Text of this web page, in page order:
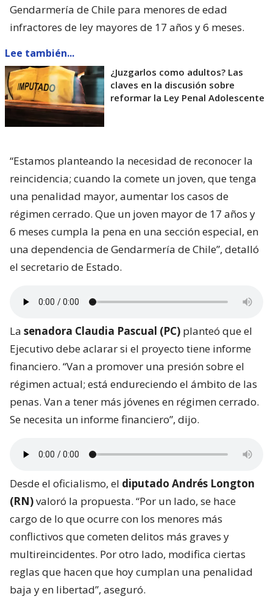
Gendarmería de Chile para menores de edad
infractores de ley mayores de 17 años y 6 meses.
Lee también...
¿Juzgarlos como adultos? Las
claves en la discusión sobre
reformar la Ley Penal Adolescente
“Estamos planteando la necesidad de reconocer la
reincidencia; cuando la comete un joven, que tenga
una penalidad mayor, aumentar los casos de
régimen cerrado. Que un joven mayor de 17 años y
6 meses cumpla la pena en una sección especial, en
una dependencia de Gendarmería de Chile”, detalló
el secretario de Estado.
La senadora Claudia Pascual (PC) planteó que el
Ejecutivo debe aclarar si el proyecto tiene informe
financiero. “Van a promover una presión sobre el
régimen actual; está endureciendo el ámbito de las
penas. Van a tener más jóvenes en régimen cerrado.
Se necesita un informe financiero”, dijo.
Desde el oficialismo, el diputado Andrés Longton
(RN)valoró la propuesta. “Por un lado, se hace
cargo de lo que ocurre con los menores más
conflictivos que cometen delitos más graves y
multireincidentes. Por otro lado, modifica ciertas
reglas que hacen que hoy cumplan una penalidad
baja y en libertad”, aseguró.